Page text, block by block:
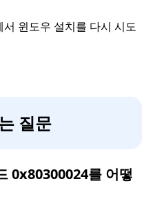
윈도우 설치를 다시 시도
질문
0x80300024를 어떻